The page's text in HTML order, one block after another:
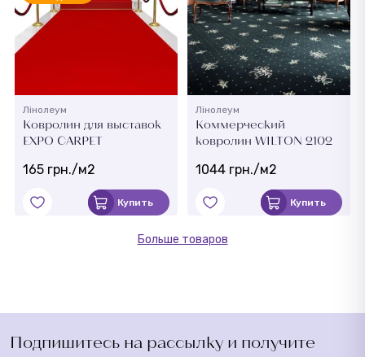
Лінолеум
Ковролин для выставок
EXPO CARPET
165 грн./м2
Купить
Лінолеум
Коммерческий
ковролин WILTON 2102
1044 грн./м2
Купить
Больше товаров
Подпишитесь на рассылку и получите